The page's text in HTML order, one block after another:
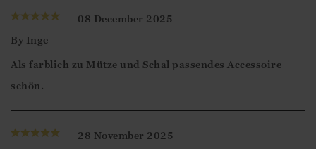
08 December 2025
By Inge
Als farblich zu Mütze und Schal passendes Accessoire
schön.
28 November 2025